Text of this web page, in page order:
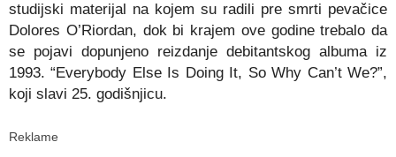
studijski materijal na kojem su radili pre smrti pevačice
Dolores O’Riordan, dok bi krajem ove godine trebalo da
se pojavi dopunjeno reizdanje debitantskog albuma iz
1993. “Everybody Else Is Doing It, So Why Can’t We?”,
koji slavi 25. godišnjicu.
Reklame